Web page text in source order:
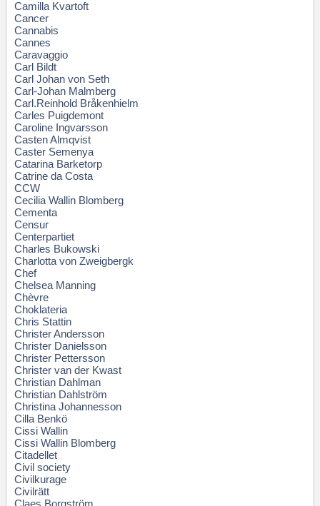
Camilla Kvartoft
Cancer
Cannabis
Cannes
Caravaggio
Carl Bildt
Carl Johan von Seth
Carl-Johan Malmberg
Carl.Reinhold Bråkenhielm
Carles Puigdemont
Caroline Ingvarsson
Casten Almqvist
Caster Semenya
Catarina Barketorp
Catrine da Costa
CCW
Cecilia Wallin Blomberg
Cementa
Censur
Centerpartiet
Charles Bukowski
Charlotta von Zweigbergk
Chef
Chelsea Manning
Chèvre
Choklateria
Chris Stattin
Christer Andersson
Christer Danielsson
Christer Pettersson
Christer van der Kwast
Christian Dahlman
Christian Dahlström
Christina Johannesson
Cilla Benkö
Cissi Wallin
Cissi Wallin Blomberg
Citadellet
Civil society
Civilkurage
Civilrätt
Claes Borgström